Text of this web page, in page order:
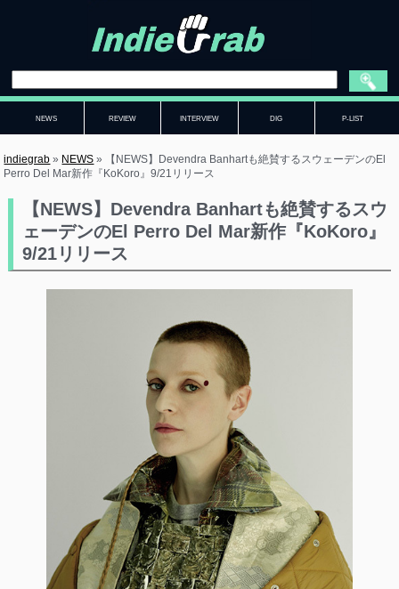
NEWS REVIEW INTERVIEW DIG P-LIST
indiegrab » NEWS »
【NEWS】Devendra Banhartも絶賛するスウェーデンのEl
Perro Del Mar新作『KoKoro』9/21リリース
【NEWS】Devendra Banhartも絶賛するスウ
ェーデンのEl Perro Del Mar新作『KoKoro』
9/21リリース